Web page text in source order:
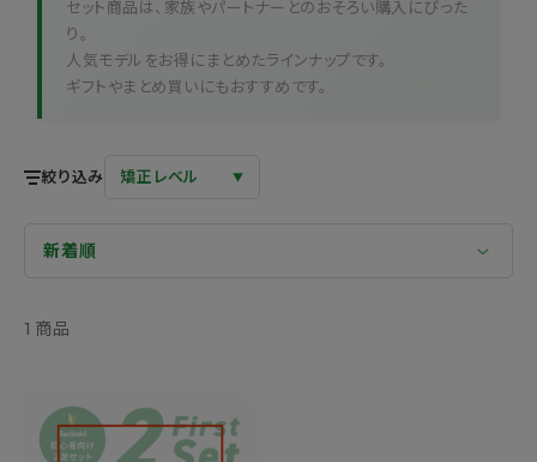
セット商品は、家族やパートナーとのおそろい購入にぴった
り。
人気モデルをお得にまとめたラインナップです。
ギフトやまとめ買いにもおすすめです。
絞り込み 矯正レベル ▼
1 商品